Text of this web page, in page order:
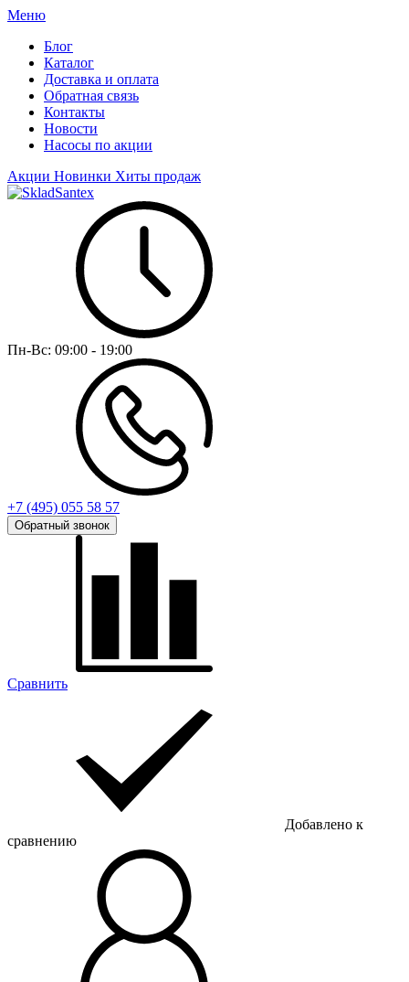
Меню
Блог
Каталог
Доставка и оплата
Обратная связь
Контакты
Новости
Насосы по акции
Акции Новинки Хиты продаж
Пн-Вс: 09:00 - 19:00
+7 (495) 055 58 57
Обратный звонок
Сравнить
Добавлено к
сравнению